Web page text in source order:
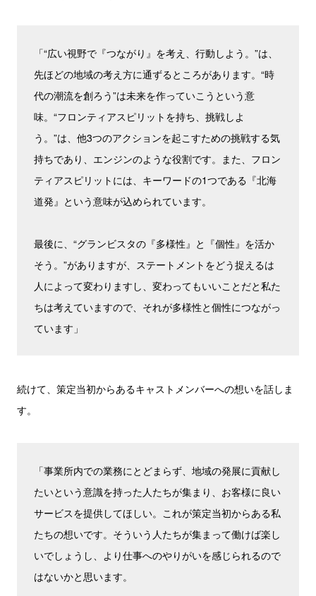
「“広い視野で『つながり』を考え、行動しよう。”は、
先ほどの地域の考え方に通ずるところがあります。“時
代の潮流を創ろう”は未来を作っていこうという意
味。“フロンティアスピリットを持ち、挑戦しよ
う。”は、他3つのアクションを起こすための挑戦する気
持ちであり、エンジンのような役割です。また、フロン
ティアスピリットには、キーワードの1つである『北海
道発』という意味が込められています。
最後に、“グランビスタの『多様性』と『個性』を活か
そう。”がありますが、ステートメントをどう捉えるは
人によって変わりますし、変わってもいいことだと私た
ちは考えていますので、それが多様性と個性につながっ
ています」
続けて、策定当初からあるキャストメンバーへの想いを話しま
す。
「事業所内での業務にとどまらず、地域の発展に貢献し
たいという意識を持った人たちが集まり、お客様に良い
サービスを提供してほしい。これが策定当初からある私
たちの想いです。そういう人たちが集まって働けば楽し
いでしょうし、より仕事へのやりがいを感じられるので
はないかと思います。